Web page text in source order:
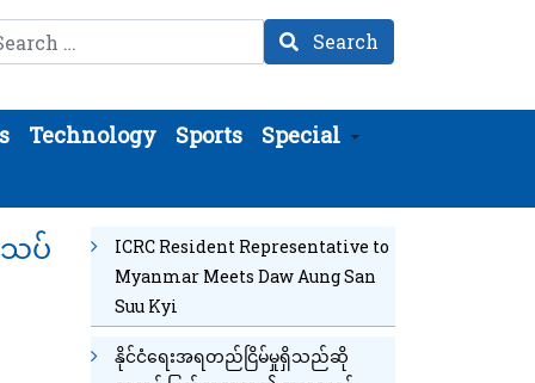
Search
Technology Sports
Special
ပ်
ICRC Resident Representative to
Myanmar Meets Daw Aung San
Suu Kyi
နိုင်ငံရေးအရတည်ငြိမ်မှုရှိသည်ဆို